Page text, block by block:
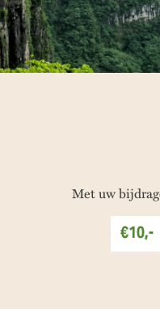
Met uw
€10,-